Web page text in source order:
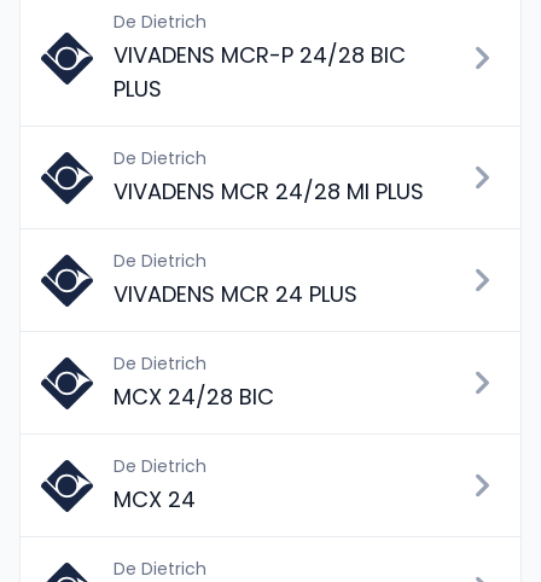
De Dietrich
VIVADENS MCR-P 24/28 BIC
PLUS
De Dietrich
VIVADENS MCR 24/28 MI PLUS
De Dietrich
VIVADENS MCR 24 PLUS
De Dietrich
MCX 24/28 BIC
De Dietrich
MCX 24
De Dietrich